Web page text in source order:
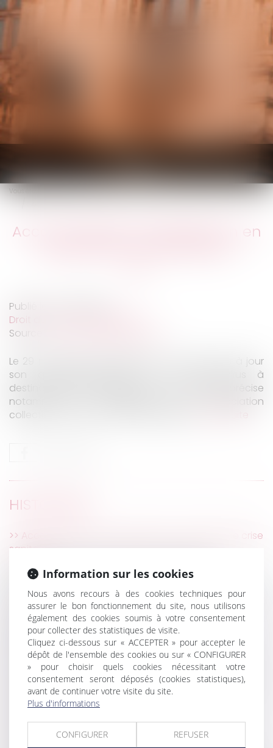
KALIFA Avocats
Ouvrir
le
menu
Vous êtes ici :Accueil
Accord collectif et négociation en
Publié le :
Droit du travail - Employeurs
Source :
Le 29 mars 2020, le ministère du Travail a mis à jour
son questions-réponses sur le coronavirus à
destination des entreprises et des salariés. Il y précise
notamment les modalités de la négociation
collective à observer durant l’épidémie.
HISTORIQUE
Accord collectif et négociation en période de crise
sanitaire
Transmission d'une QPC sur le lissage du
déplafonnement du loyer créé par la loi Pinel
CJUE : l'indemnisation des voyageurs pour vols en
retard ou annulés peut-elle être exclue ?
Jour de carence : ce qui change avec l'état
d'urgence sanitaire
Confinement : Faut-il attendre pour démarrer la
construction ?
Violences conjugales : conditions d’obtention de
l’ordonnance de protection
Succession : une modification qui donne un
nouvel intérêt au contrat de capitalisation
Index de l'égalité professionnelle : les premières
Information sur les cookies
Nous avons recours à des cookies techniques pour
assurer le bon fonctionnement du site, nous utilisons
également des cookies soumis à votre consentement
pour collecter des statistiques de visite.
Cliquez ci-dessous sur « ACCEPTER » pour accepter le
dépôt de l'ensemble des cookies ou sur « CONFIGURER
» pour choisir quels cookies nécessitant votre
consentement seront déposés (cookies statistiques),
avant de continuer votre visite du site.
Plus d'informations
CONFIGURER REFUSER